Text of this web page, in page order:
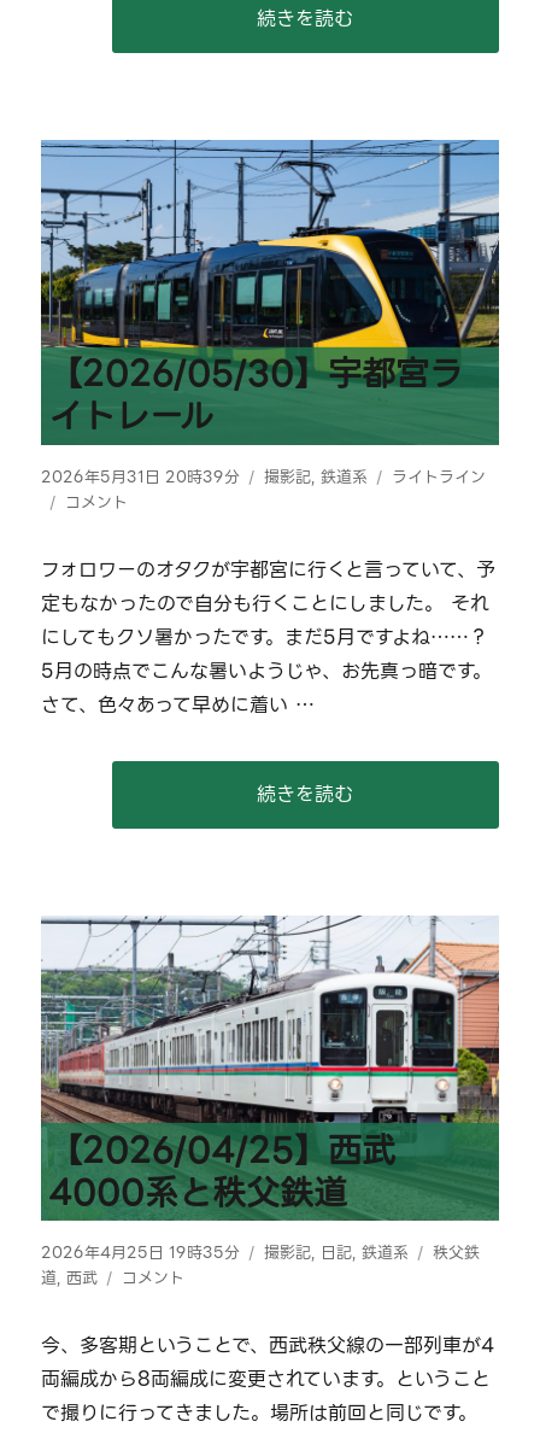
“【2026/06/13】西武狭山線
続きを読む
【2026/05/30】宇都宮ラ
イトレール
投
稿
2026年5月31日 20時39分
カ
ー
撮影記,鉄道系
タ
ライトライン
【2026/05/30】
宮
ラ
イ
ト
レ
ー
コメント
フォロワーのオタクが宇都宮に行くと言っていて、予
定もなかったので自分も行くことにしました。 それ
にしてもクソ暑かったです。まだ5月ですよね……？
5月の時点でこんな暑いようじゃ、お先真っ暗です。
さて、色々あって早めに着い …
“【2026/05/30】宇都宮ライ
続きを読む
【2026/04/25】西武
4000系と秩父鉄道
投
稿
2026年4月25日 19時35分
カ
ー
撮影記, 日記,鉄道系
タ
秩父鉄
道,西武
【2026/04/25】
4000
系
と
コメント
今、多客期ということで、西武秩父線の一部列車が4
両編成から8両編成に変更されています。ということ
で撮りに行ってきました。場所は前回と同じです。